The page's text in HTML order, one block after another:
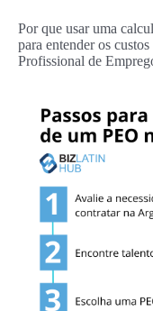
Por que usar uma
para entender os
Profissional de